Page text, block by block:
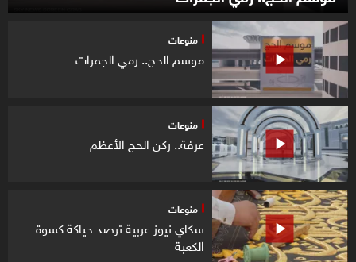
منوعات
موسم الحج.. رمي الجمرات
منوعات
عرفة.. ركن الحج الأعظم
منوعات
سكاي نيوز عربية ترصد حياكة كسوة
الكعبة